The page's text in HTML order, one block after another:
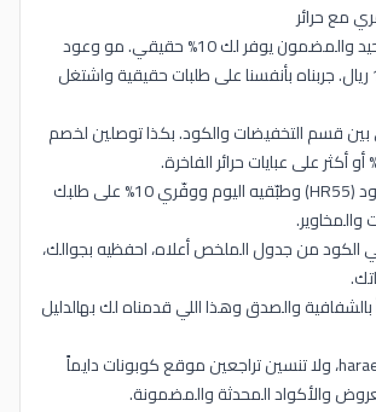
مع حرائر
كود خصم حرائر الوحيد والمضمون يوفر لك 10% حقيقي. مو وعود
كاذبة بـ80% أو 100 ريال. جربناه بأنفسنا على طلبات حقيقية واشتغل
بين قسم التخفيضات والكود. بكذا توصلين لخصم
👈 احصلي على الكود (HR55) وطبّقيه اليوم ووفّري 10% على طلبك
والمخاوير.
الكود من جدول الملخص أعلاه، احفظيه بجوالك،
والصدق وهذا اللي قدمناه لك بهالدليل
تسوق سعيد من haraer، ولا تنسين تراجعين موقع كوبونات دايماً
والأكواد المحدثة والمضمونة.